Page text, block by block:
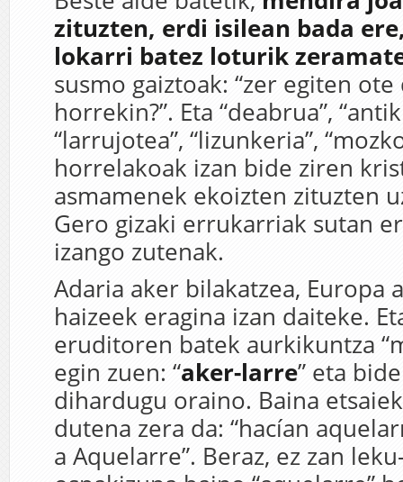
zituzten, erdi isilean bada
lokarri batez loturik
susmo gaiztoak: “zer egiten
horrekin?”. Eta “deabrua”,
“larrujotea”, “lizunkeria”,
horrelakoak izan bide ziren
asmamenek ekoizten zituzten
Gero gizaki errukarriak sutan
izango zutenak.
Adaria aker bilakatzea, Europa
haizeek eragina izan daiteke.
eruditoren batek aurkikuntza
egin zuen: “aker-larre” eta
dihardugu oraino. Baina
dutena zera da: “hacían
a Aquelarre”. Beraz, ez zan